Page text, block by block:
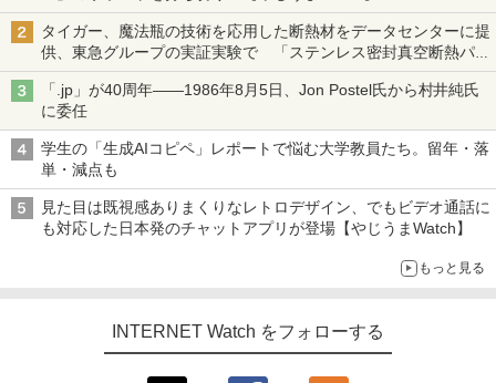
タイガー、魔法瓶の技術を応用した断熱材をデータセンターに提
供、東急グループの実証実験で 「ステンレス密封真空断熱パネ
ル TIVIP」
「.jp」が40周年――1986年8月5日、Jon Postel氏から村井純氏
に委任
学生の「生成AIコピペ」レポートで悩む大学教員たち。留年・落
単・減点も
見た目は既視感ありまくりなレトロデザイン、でもビデオ通話に
も対応した日本発のチャットアプリが登場【やじうまWatch】
もっと見る
INTERNET Watch をフォローする